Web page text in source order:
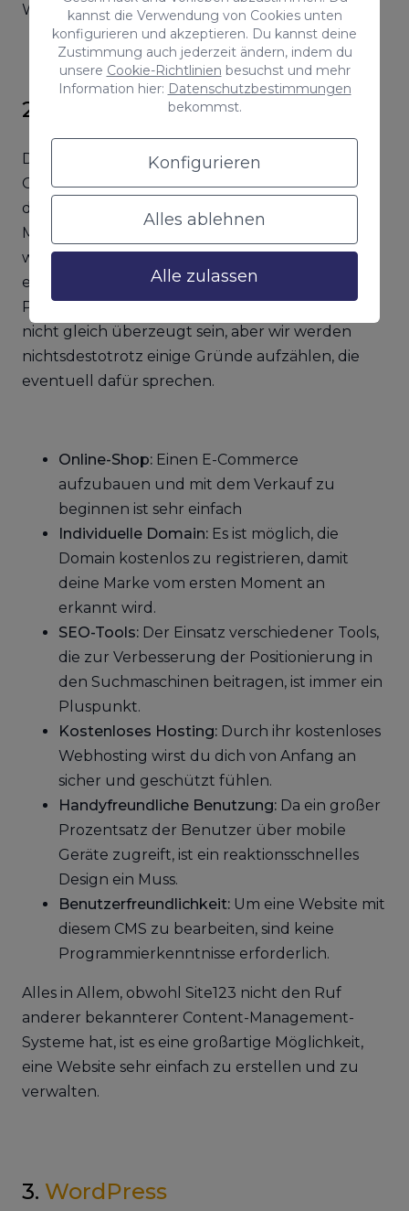
kannst die Verwendung von Cookies unten
konfigurieren und akzeptieren. Du kannst deine
Zustimmung auch jederzeit ändern, indem du
unsere Cookie-Richtlinien besuchst und mehr
Information hier: Datenschutzbestimmungen
bekommst.
Konfigurieren
Alles ablehnen
Alle zulassen
Websites mehr als offensichtlich.
2. Site 123
Die einen haben den Ruhm, die anderen den
Gewinn. Das spanische Sprichwort ist sehr weise,
denn obwohl es nicht den Namen anderer
Manager hat, hat Site123 in Wahrheit nichts,
worum man es beneiden könnte. Da es sich um
eine der unbekanntesten Alternativen zu
PrestaShop handelt, wirst du wahrscheinlich
nicht gleich überzeugt sein, aber wir werden
nichtsdestotrotz einige Gründe aufzählen, die
eventuell dafür sprechen.
Online-Shop: Einen E-Commerce
aufzubauen und mit dem Verkauf zu
beginnen ist sehr einfach
Individuelle Domain: Es ist möglich, die
Domain kostenlos zu registrieren, damit
deine Marke vom ersten Moment an
erkannt wird.
SEO-Tools: Der Einsatz verschiedener Tools,
die zur Verbesserung der Positionierung in
den Suchmaschinen beitragen, ist immer ein
Pluspunkt.
Kostenloses Hosting: Durch ihr kostenloses
Webhosting wirst du dich von Anfang an
sicher und geschützt fühlen.
Handyfreundliche Benutzung: Da ein großer
Prozentsatz der Benutzer über mobile
Geräte zugreift, ist ein reaktionsschnelles
Design ein Muss.
Benutzerfreundlichkeit: Um eine Website mit
diesem CMS zu bearbeiten, sind keine
Programmierkenntnisse erforderlich.
Alles in Allem, obwohl Site123 nicht den Ruf
anderer bekannterer Content-Management-
Systeme hat, ist es eine großartige Möglichkeit,
eine Website sehr einfach zu erstellen und zu
verwalten.
3. WordPress